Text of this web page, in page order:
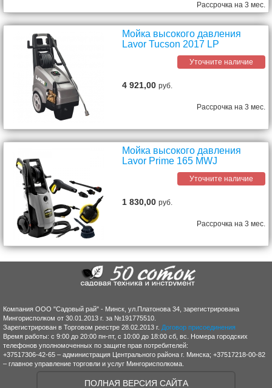
Рассрочка на 3 мес.
Мойка высокого давления
Lavor Tucson 2017 LP
Уточните наличие
4 921,00руб.
Рассрочка на 3 мес.
Мойка высокого давления
Lavor Prime 165 MWJ
Уточните наличие
1 830,00руб.
Рассрочка на 3 мес.
Компания ООО "Садовый рай" - Минск, ул.Платонова 34, зарегистрирована
Мингорисполком от 30.01.2013 г. за №191775510.
Зарегистрирован в Торговом реестре 28.02.2013 г. Договор присоединения
Время работы: с 9:00 до 20:00 пн-пт, с 10:00 до 18:00 сб, вс. Номера городских
телефонов уполномоченных по защите прав потребителей:
+37517306-42-65 – администрация Центрального района г. Минска; +37517218-00-82
– главное управление торговли и услуг Мингорисполкома.
ПОЛНАЯ ВЕРСИЯ САЙТА